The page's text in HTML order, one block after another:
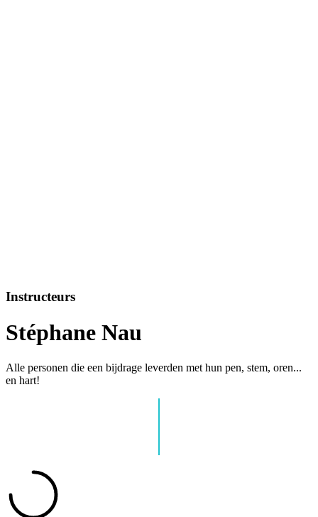
Instructeurs
Stéphane Nau
Alle personen die een bijdrage leverden met hun pen, stem, oren...
en hart!